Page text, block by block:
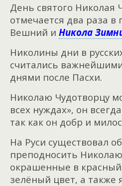
День святого Николая
отмечается два раза в
Вешний и Никола
Николины дни в
считались
днями после Пасхи.
Николаю Чудотворцу
всех нуждах», он
так как он добр и
На Руси существовал
преподносить
окрашенные в
зелёный цвет, а также